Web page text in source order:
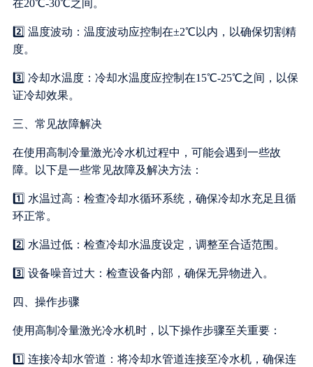
在20℃-30℃之间。
2️⃣ 温度波动：温度波动应控制在±2℃以内，以确保切割精
度。
3️⃣ 冷却水温度：冷却水温度应控制在15℃-25℃之间，以保
证冷却效果。
三、常见故障解决
在使用高制冷量激光冷水机过程中，可能会遇到一些故
障。以下是一些常见故障及解决方法：
1️⃣ 水温过高：检查冷却水循环系统，确保冷却水充足且循
环正常。
2️⃣ 水温过低：检查冷却水温度设定，调整至合适范围。
3️⃣ 设备噪音过大：检查设备内部，确保无异物进入。
四、操作步骤
使用高制冷量激光冷水机时，以下操作步骤至关重要：
1️⃣ 连接冷却水管道：将冷却水管道连接至冷水机，确保连